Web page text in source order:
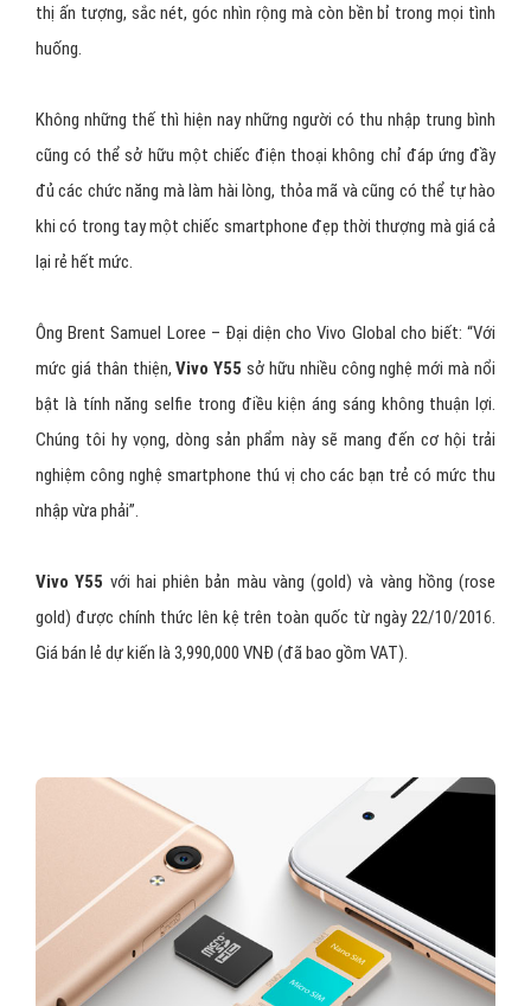
Không chỉ mang đến những trải nghiệm mượt mà, êm ái,Vivo Y55
còn thỏa mãn người dùng khi thừa hưởng thiết kế nguyên khối và
kế đang được ưa chuộng trên những model cao cấp. Màn hình HD,
kính Gorilla Glass 4, cùng tấm nền IPS không chỉ cho khả năng hiển
thị ấn tượng, sắc nét, góc nhìn rộng mà còn bền bỉ trong mọi tình
cũng có thể sở hữu một chiếc điện thoại không chỉ đáp ứng đầy
đủ các chức năng mà làm hài lòng, thỏa mã và cũng có thể tự hào
khi có trong tay một chiếc smartphone đẹp thời thượng mà giá cả
lại rẻ hết mức.
Ông Brent Samuel Loree – Đại diện cho Vivo Global cho biết: “Với
bật là tính năng selfie trong điều kiện áng sáng không thuận lợi.
Chúng tôi hy vọng, dòng sản phẩm này sẽ mang đến cơ hội trải
nghiệm công nghệ smartphone thú vị cho các bạn trẻ có mức thu
Vivo Y55với hai phiên bản màu vàng (gold) và vàng hồng (rose
gold) được chính thức lên kệ trên toàn quốc từ ngày 22/10/2016.
Giá bán lẻ dự kiến là 3,990,000 VNĐ (đã bao gồm VAT).